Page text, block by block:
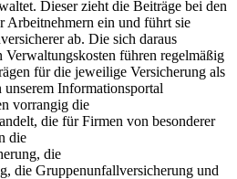
Dieser zieht die Beiträge bei den
Arbeitnehmern ein und führt sie
ab. Die sich daraus
Verwaltungskosten führen regelmäßig
für die jeweilige Versicherung als
Informationsportal
vorrangig die
die für Firmen von besonderer
die
die
die Gruppenunfallversicherung und